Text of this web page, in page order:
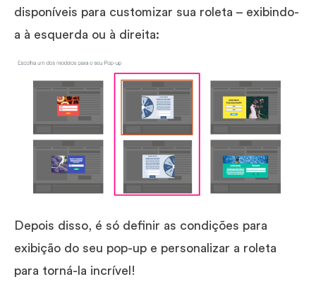
disponíveis para customizar sua roleta – exibindo-
a à esquerda ou à direita:
Depois disso, é só definir as condições para
exibição do seu pop-up e personalizar a roleta
para torná-la incrível!